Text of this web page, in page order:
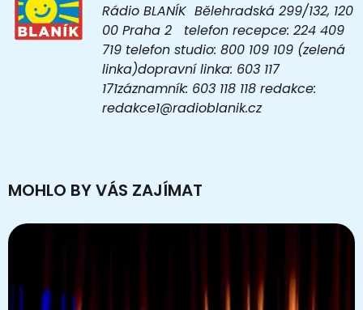
Rádio BLANÍK Bělehradská 299/132, 120
00 Praha 2 telefon recepce: 224 409
719 telefon studio: 800 109 109 (zelená
linka)dopravní linka: 603 117
171záznamník: 603 118 118 redakce:
redakce1@radioblanik.cz
MOHLO BY VÁS ZAJÍMAT